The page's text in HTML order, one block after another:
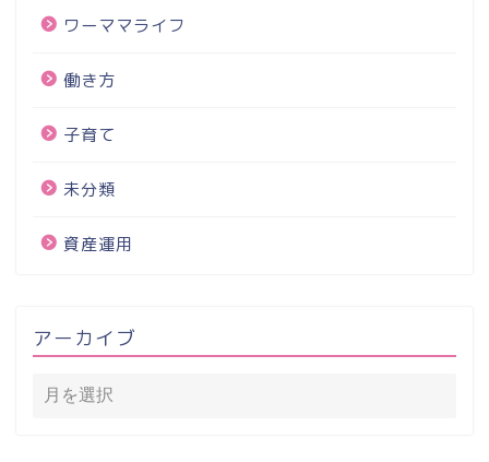
ワーママライフ
働き方
子育て
未分類
資産運用
アーカイブ